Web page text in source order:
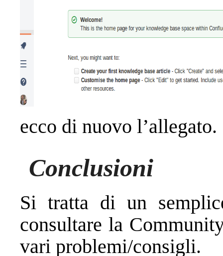
ecco di nuovo l’allegato.
Conclusioni
Si tratta di un
consultare la
vari problemi/consigli.